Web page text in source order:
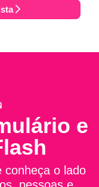
e
conheça o lado